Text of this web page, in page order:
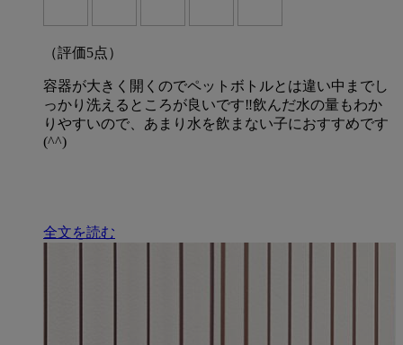
（評価5点）
容器が大きく開くのでペットボトルとは違い中までし
っかり洗えるところが良いです‼︎飲んだ水の量もわか
りやすいので、あまり水を飲まない子におすすめです
(^^)
全文を読む